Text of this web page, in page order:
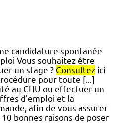
candidature spontanée
Vous souhaitez être
un stage ? Consultez ici
pour toute [...]
au CHU ou effectuer un
d'emploi et la
afin de vous assurer
bonnes raisons de poser